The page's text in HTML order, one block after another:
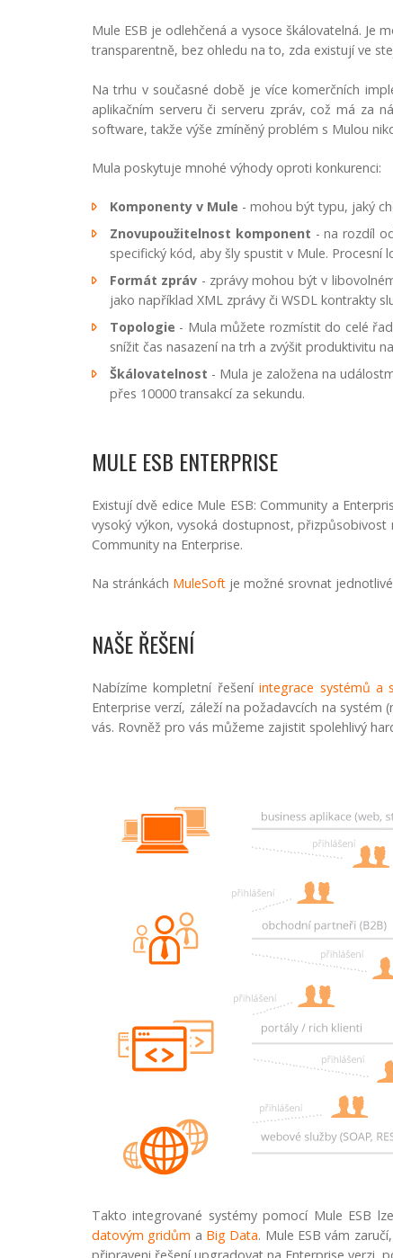
Mule ESB je odlehčená a vysoce škálovatelná.
transparentně, bez ohledu na to, zda existují ve
Na trhu v současné době je více komerčních
aplikačním serveru či serveru zpráv, což má za
software, takže výše zmíněný problém s Mulou
Mula poskytuje mnohé výhody oproti konkurenci:
Komponenty v Mule - mohou být typu, jaký
Znovupoužitelnost komponent - na rozdíl
specifický kód, aby šly spustit v Mule.
Formát zpráv - zprávy mohou být v
jako například XML zprávy či WSDL kontrakty
Topologie - Mula můžete rozmístit do celé
snížit čas nasazení na trh a zvýšit produktivitu
Škálovatelnost - Mula je založena na
přes 10000 transakcí za sekundu.
MULE ESB ENTERPRISE
Existují dvě edice Mule ESB: Community a
vysoký výkon, vysoká dostupnost,
Community na Enterprise.
Na stránkách MuleSoft je možné srovnat
NAŠE ŘEŠENÍ
Nabízíme kompletní řešeníintegrace systémů a
Enterprise verzí, záleží na požadavcích na
vás. Rovněž pro vás můžeme zajistit spolehlivý
Takto integrované systémy pomocí Mule ESB
datovým gridům a Big Data. Mule ESB vám